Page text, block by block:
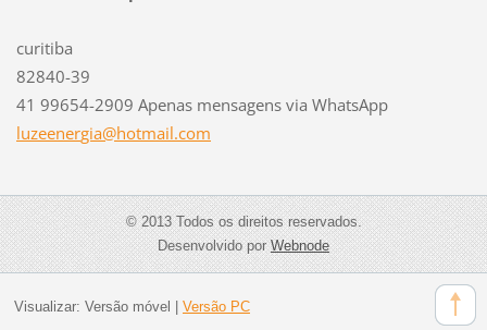
curitiba
82840-39
41 99654-2909 Apenas mensagens via WhatsApp
luzeenergia@hotmail.com
© 2013 Todos os direitos reservados.
Desenvolvido porWebnode
Visualizar: Versão móvel Versão PC